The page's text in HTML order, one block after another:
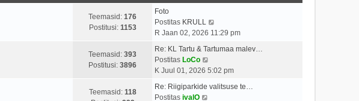
s
o
t
i
v
i
m
a
t
o
Teemasid: 176
Postitusi: 1153
Foto
Postitas KRULL
a
t
v
i
R Jaan 02, 2026 11:29 pm
Teemasid: 393
Postitusi: 3896
Re: KL Tartu & Tartumaa malev…
Postitas LoCo
a
t
K Juul 01, 2026 5:02 pm
Teemasid: 118
Re: Riigiparkide valitsuse te…
Postitas ivalO